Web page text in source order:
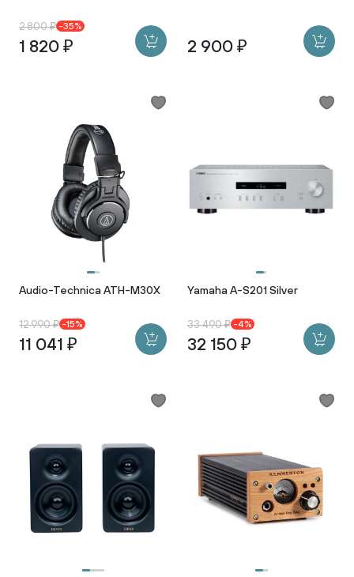
2 800 ₽ -35%
1 820 ₽ 2 900 ₽
Audio-Technica ATH-M30X
12 990 ₽ -15%
11 041 ₽
Yamaha A-S201 Silver
33 490 ₽ -4%
32 150 ₽